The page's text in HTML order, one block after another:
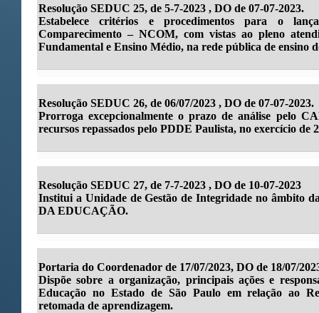
Resolução SEDUC 25, de 5-7-2023 , DO de 07-07-2023.
Estabelece critérios e procedimentos para o
Comparecimento – NCOM, com vistas ao pleno
Fundamental e Ensino Médio, na rede pública de ensino
Resolução SEDUC 26, de 06/07/2023 , DO de 07-07-2023.
Prorroga excepcionalmente o prazo de análise pelo
recursos repassados pelo PDDE Paulista, no exercício de
Resolução SEDUC 27, de 7-7-2023 , DO de 10-07-2023
Institui a Unidade de Gestão de Integridade no âmbito
DA EDUCAÇÃO.
Portaria do Coordenador de 17/07/2023, DO de 18/07/
Dispõe sobre a organização, principais ações e
Educação no Estado de São Paulo em relação ao
retomada de aprendizagem.